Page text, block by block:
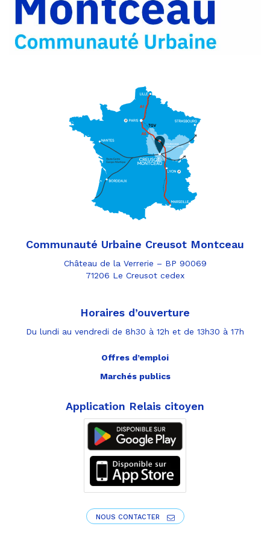
e-
mail
Communauté Urbaine Creusot Montceau
Château de la Verrerie – BP 90069
71206 Le Creusot cedex
Horaires d’ouverture
Du lundi au vendredi de 8h30 à 12h et de 13h30 à 17h
Offres d’emploi
Marchés publics
Application Relais citoyen
NOUS CONTACTER